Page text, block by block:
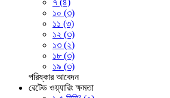
১০ (৩)
১১ (৩)
১২ (৩)
১৩ (২)
১৮ (৩)
১৯ (৩)
পরিষ্কার আবেদন
রেটেড ওয়্যারিং ক্ষমতা